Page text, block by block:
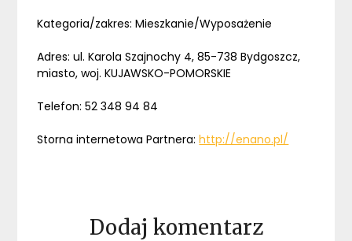
Kategoria/zakres: Mieszkanie/Wyposażenie
Adres: ul. Karola Szajnochy 4, 85-738 Bydgoszcz,
miasto, woj. KUJAWSKO-POMORSKIE
Telefon: 52 348 94 84
Storna internetowa Partnera:http://enano.pl/
Dodaj komentarz